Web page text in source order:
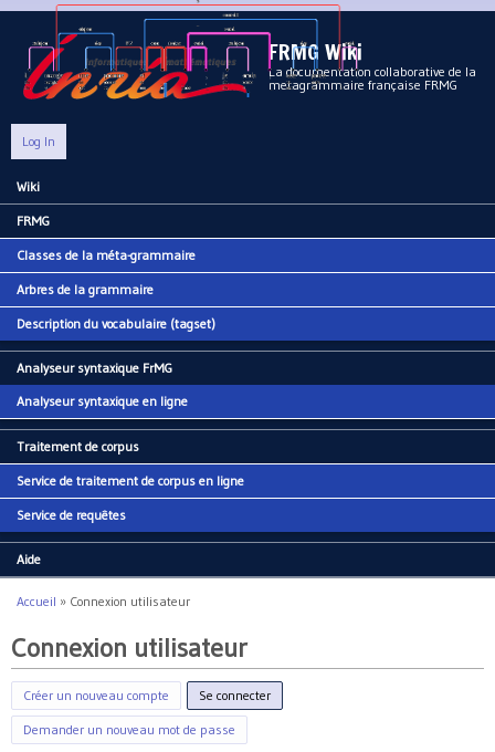
Aller au contenu principal
FRMG Wiki
La documentation collaborative de la
metagrammaire française FRMG
Log In
Main menu
Wiki
FRMG
Classes de la méta-grammaire
Arbres de la grammaire
Description du vocabulaire (tagset)
Analyseur syntaxique FrMG
Analyseur syntaxique en ligne
Traitement de corpus
Service de traitement de corpus en ligne
Service de requêtes
Aide
Vous êtes ici
Accueil » Connexion utilisateur
Connexion utilisateur
Créer un nouveau compte Se connecter
Demander un nouveau mot de passe